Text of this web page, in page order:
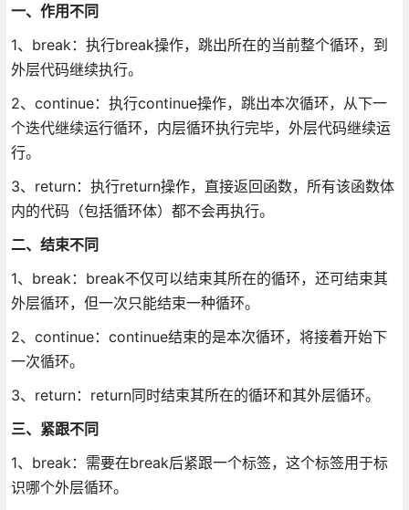
一、作用不同
1、break：执行break操作，跳出所在的当前整个循环，到
外层代码继续执行。
2、continue：执行continue操作，跳出本次循环，从下一
个迭代继续运行循环，内层循环执行完毕，外层代码继续运
行。
3、return：执行return操作，直接返回函数，所有该函数体
内的代码（包括循环体）都不会再执行。
二、结束不同
1、break：break不仅可以结束其所在的循环，还可结束其
外层循环，但一次只能结束一种循环。
2、continue：continue结束的是本次循环，将接着开始下
一次循环。
3、return：return同时结束其所在的循环和其外层循环。
三、紧跟不同
1、break：需要在break后紧跟一个标签，这个标签用于标
识哪个外层循环。